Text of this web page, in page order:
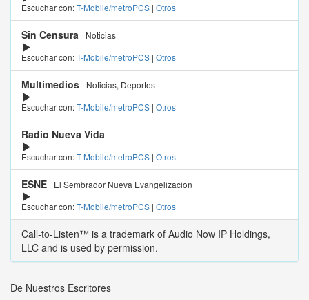
Escuchar con:T-Mobile/metroPCS | Otros
Sin Censura
Noticias
Escuchar con:T-Mobile/metroPCS | Otros
Multimedios
Noticias, Deportes
Escuchar con:T-Mobile/metroPCS | Otros
Radio Nueva Vida
Escuchar con:T-Mobile/metroPCS | Otros
ESNE
El Sembrador Nueva Evangelizacion
Escuchar con:T-Mobile/metroPCS | Otros
Call-to-Listen™ is a trademark of Audio Now IP Holdings,
LLC and is used by permission.
De Nuestros Escritores